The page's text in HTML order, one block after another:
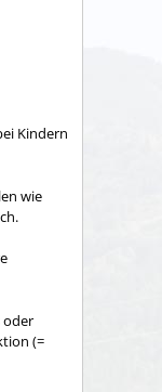
Kindern
wie
oder
(=